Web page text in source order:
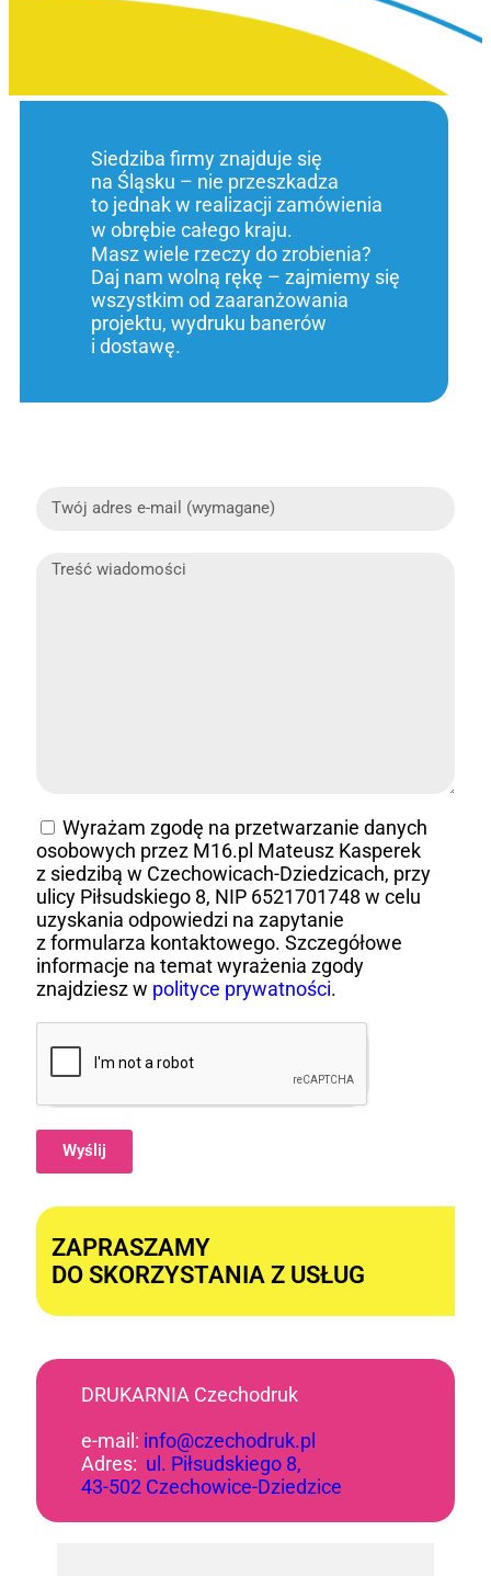
Siedziba firmy znajduje się
na Śląsku – nie przeszkadza
to jednak w realizacji zamówienia
w obrębie całego kraju.
Masz wiele rzeczy do zrobienia?
Daj nam wolną rękę – zajmiemy się
wszystkim od zaaranżowania
projektu, wydruku banerów
i dostawę.
Wyrażam zgodę na przetwarzanie danych
osobowych przez M16.pl Mateusz Kasperek
z siedzibą w Czechowicach-Dziedzicach, przy
ulicy Piłsudskiego 8, NIP 6521701748 w celu
uzyskania odpowiedzi na zapytanie
z formularza kontaktowego. Szczegółowe
informacje na temat wyrażenia zgody
znajdziesz w polityce prywatności.
Wyślij
ZAPRASZAMY
DO SKORZYSTANIA Z USŁUG
DRUKARNIA Czechodruk
e-mail: info@czechodruk.pl
Adres: ul. Piłsudskiego 8,
43-502 Czechowice-Dziedzice